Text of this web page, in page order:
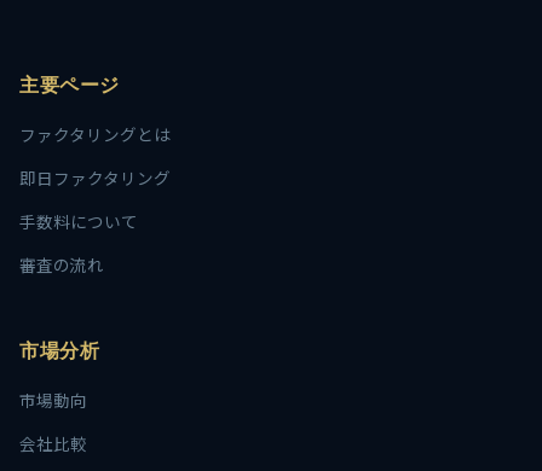
主要ページ
ファクタリングとは
即日ファクタリング
手数料について
審査の流れ
市場分析
市場動向
会社比較